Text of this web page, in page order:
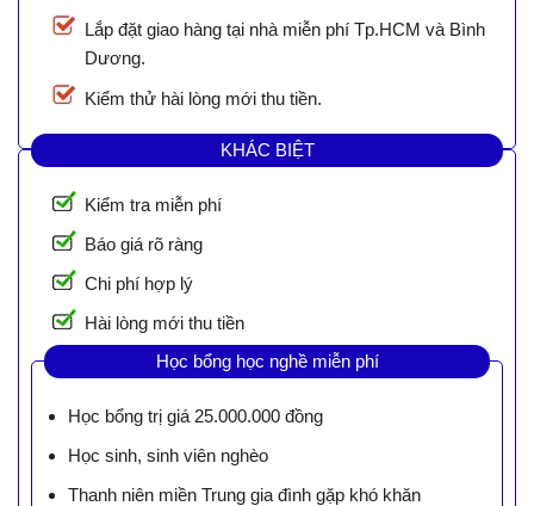
Lắp đặt giao hàng tại nhà miễn phí Tp.HCM và Bình
Dương.
Kiểm thử hài lòng mới thu tiền.
KHÁC BIỆT
Kiểm tra miễn phí
Báo giá rõ ràng
Chi phí hợp lý
Hài lòng mới thu tiền
Học bổng học nghề miễn phí
Học bổng trị giá 25.000.000 đồng
Học sinh, sinh viên nghèo
Thanh niên miền Trung gia đình gặp khó khăn